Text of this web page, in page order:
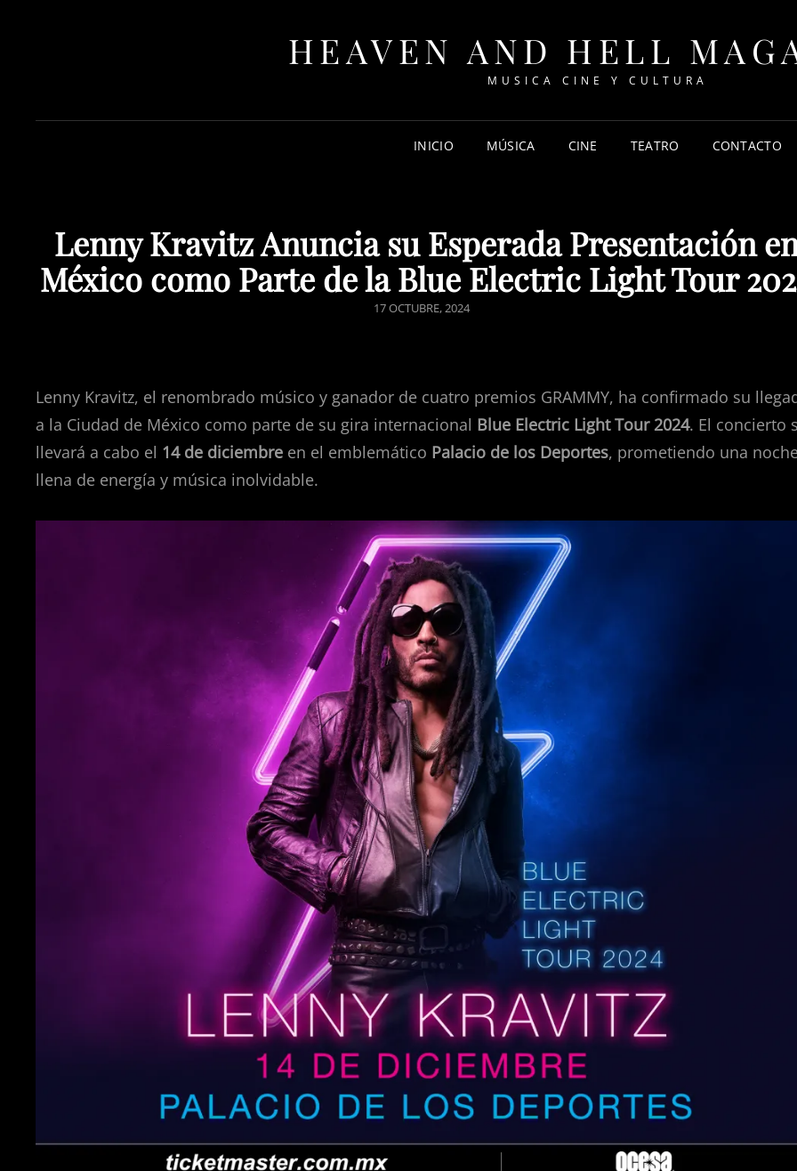
HEAVEN AND HELL
MUSICA CINE Y CULTURA
INICIO MÚSICA CINE TEATRO CONTACTO
Lenny Kravitz Anuncia su Esperada Presentación
México como Parte de la Blue Electric Light Tour
POSTED
17 OCTUBRE, 2024
Lenny Kravitz, el renombrado músico y ganador de cuatro premios GRAMMY, ha confirmado su
a la Ciudad de México como parte de su gira internacional Blue Electric Light Tour 2024. El concierto
llevará a cabo el 14 de diciembre en el emblemático Palacio de los Deportes, prometiendo una
llena de energía y música inolvidable.